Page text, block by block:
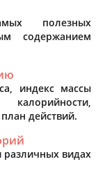
полезных
содержанием
индекс массы
действий.
различных видах